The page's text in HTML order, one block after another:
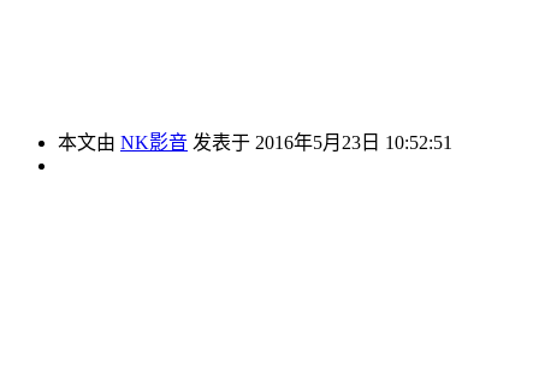
本文由 NK影音 发表于 2016年5月23日 10:52:51